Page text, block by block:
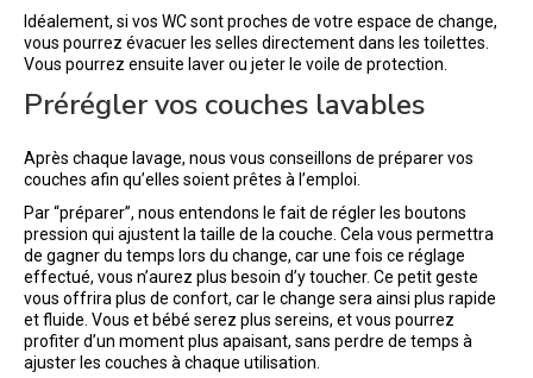
Idéalement, si vos WC sont proches de votre espace de change,
vous pourrez évacuer les selles directement dans les toilettes.
Vous pourrez ensuite laver ou jeter le voile de protection.
Prérégler vos couches lavables
Après chaque lavage, nous vous conseillons de préparer vos
couches afin qu’elles soient prêtes à l’emploi.
Par “préparer”, nous entendons le fait de régler les boutons
pression qui ajustent la taille de la couche. Cela vous permettra
de gagner du temps lors du change, car une fois ce réglage
effectué, vous n’aurez plus besoin d’y toucher. Ce petit geste
vous offrira plus de confort, car le change sera ainsi plus rapide
et fluide. Vous et bébé serez plus sereins, et vous pourrez
profiter d’un moment plus apaisant, sans perdre de temps à
ajuster les couches à chaque utilisation.